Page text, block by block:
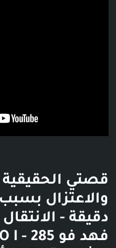
قصتي الحقيقية
دقيقة -